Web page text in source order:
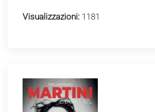
Visualizzazioni: 1181